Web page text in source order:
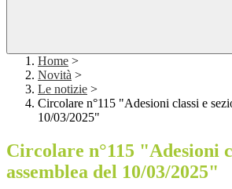
Home >
Novità >
Le notizie >
Circolare n°115 "Adesioni classi e
10/03/2025"
Circolare n°115 "Adesioni
assemblea del 10/03/2025"